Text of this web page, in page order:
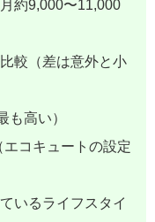
約9,000〜11,000
較（差は意外と小
も高い）
エコキュートの設定
いるライフスタイ